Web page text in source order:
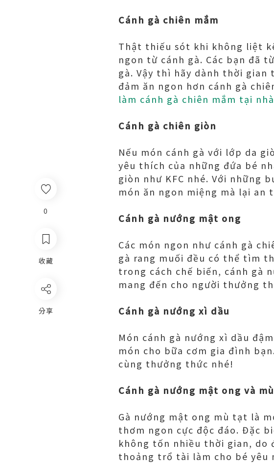
0
收藏
分享
Cánh gà chiên mắm
Thật thiếu sót khi không liệt
ngon từ cánh gà. Các bạn đã
gà. Vậy thì hãy dành thời gian
đảm ăn ngon hơn cánh gà
làm cánh gà chiên mắm tại nhà
Cánh gà chiên giòn
Nếu món cánh gà với lớp da
yêu thích của những đứa bé
giòn như KFC nhé. Với những
món ăn ngon miệng mà lại
Cánh gà nướng mật ong
Các món ngon như cánh gà
gà rang muối đều có thể tìm
trong cách chế biến, cánh gà
mang đến cho người thưởng
Cánh gà nướng xì dầu
Món cánh gà nướng xì dầu
món cho bữa cơm gia đình
cùng thưởng thức nhé!
Cánh gà nướng mật ong và
Gà nướng mật ong mù tạt là
thơm ngon cực độc đáo. Đặc
không tốn nhiều thời gian, do
thoảng trổ tài làm cho bé yêu